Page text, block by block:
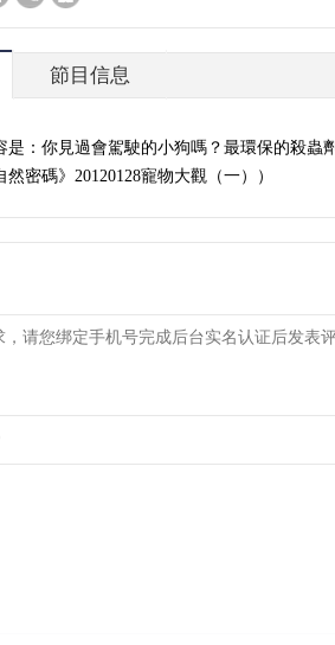
節目信息
是：你見過會駕駛的小狗嗎？最環保的殺
密碼》20120128寵物大觀（一））